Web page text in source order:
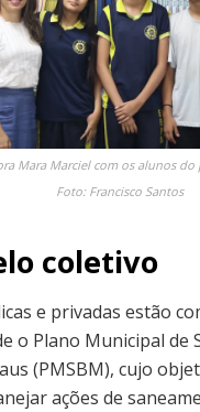
Mara Marciel com os alunos do
Foto: Francisco Santos
coletivo
e privadas estão
o Plano Municipal de
(PMSBM), cujo
ações de